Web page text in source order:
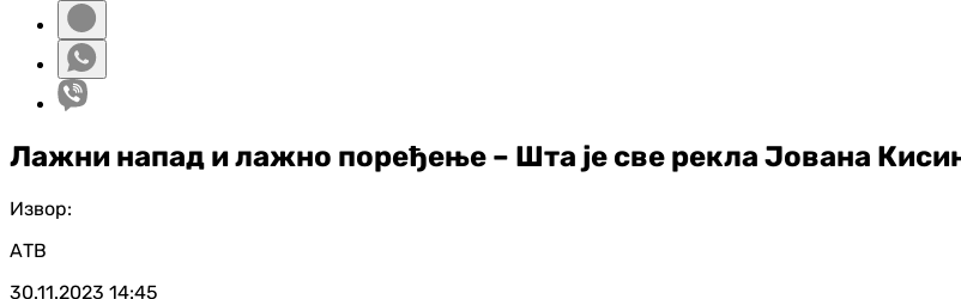
Лажни напад и лажно поређење – Шта је све рекла Јована
Извор:
АТВ
30.11.2023 14:45